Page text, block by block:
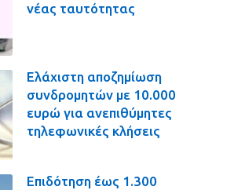
νέας ταυτότητας
Ελάχιστη αποζημίωση
συνδρομητών με 10.000
ευρώ για ανεπιθύμητες
τηλεφωνικές κλήσεις
Επιδότηση έως 1.300